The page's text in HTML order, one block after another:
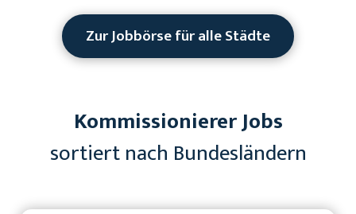
Zur Jobbörse für alle Städte
Kommissionierer Jobs
sortiert nach Bundesländern